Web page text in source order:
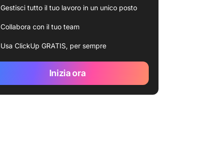
Gestisci tutto il tuo lavoro in un unico posto
Collabora con il tuo team
Usa ClickUp GRATIS, per sempre
Inizia ora